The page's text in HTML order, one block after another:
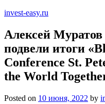
invest-easy.ru
Алексей
подвели итоги
Conference St.
the World
Posted on 10 июня, 2022 by